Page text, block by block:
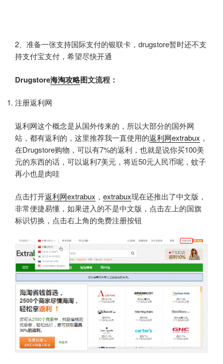
2、准备一张支持国际支付的银联卡，drugstore暂时还不支
持支付宝支付，希望尽快开通
Drugstore海淘攻略图文流程：
注册返利网
返利网这个概念是从国外传来的，所以大部分的国外网
站，都有返利的，这里推荐我一直使用的返利网extrabux ，
在Drugstore购物，可以有7%的返利，也就是说你买100美
元的东西的话，可以返利7美元，将近50元人民币呢，蚊子
再小也是肉哇
点击打开返利网extrabux ， extrabux现在还推出了中文版，
非常便捷易懂，如果进入的不是中文版，点击左上的国旗
标识切换，点击右上角的免费注册按钮